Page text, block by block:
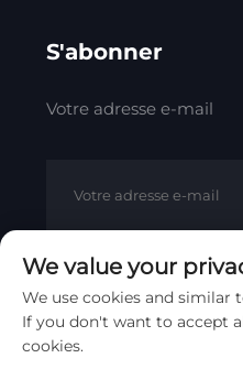
S'abonner
Votre adresse e-mail
Droits d'auteur © 2012 - 2023
Ltd
Politique de
We value your
We use cookies and similar
If you don't want to accept
cookies.